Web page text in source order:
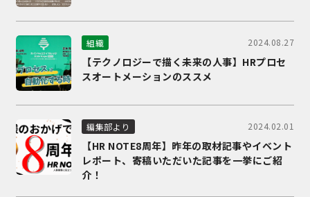
組織 2024.08.27
【テクノロジーで描く未来の人事】HRプロセ
スオートメーションのススメ
編集部より 2024.02.01
【HR NOTE8周年】昨年の取材記事やイベント
レポート、寄稿いただいた記事を一挙にご紹
介！